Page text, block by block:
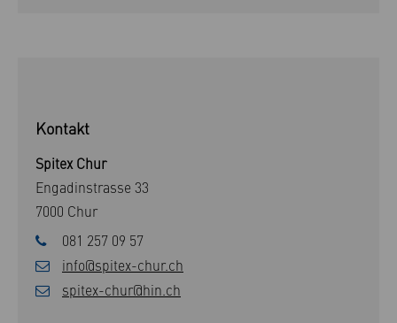
Kontakt
Spitex Chur
Engadinstrasse 33
7000 Chur
081 257 09 57
info@spitex-chur.ch
spitex-chur@hin.ch